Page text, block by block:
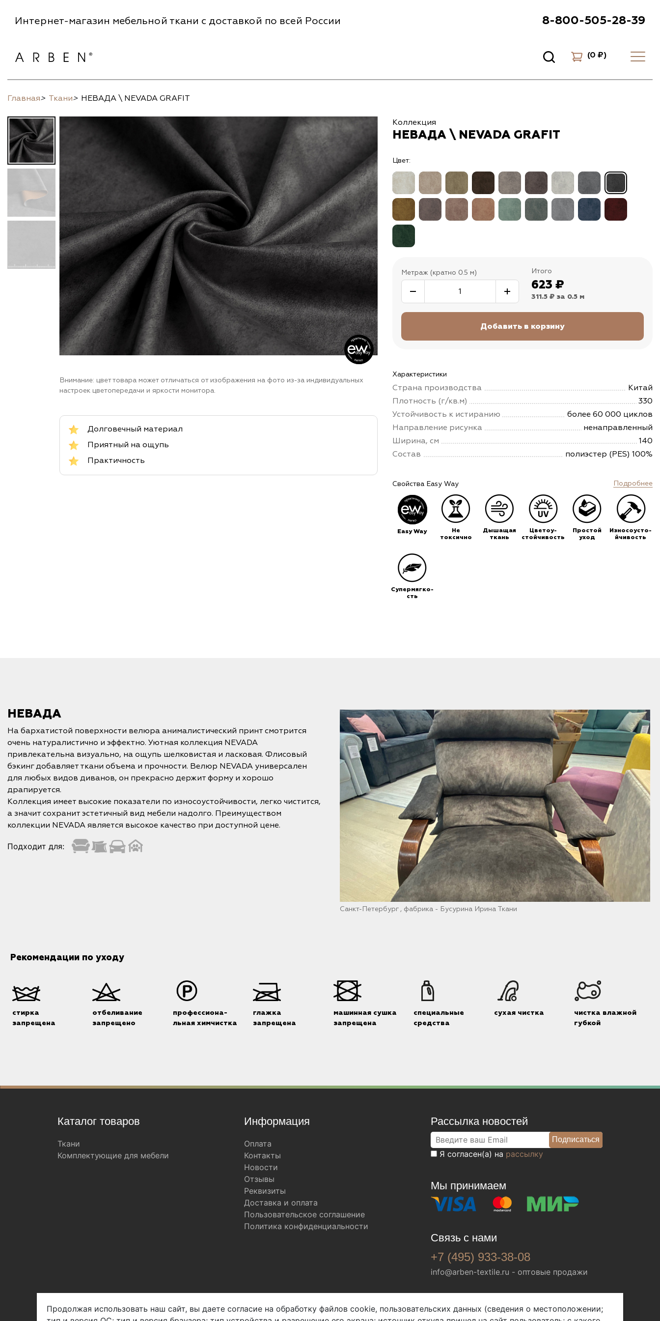
Интернет-магазин мебельной ткани с доставкой по всей России 8-800-505-28-39
(0 ₽)
Главная> Ткани> НЕВАДА \ NEVADA GRAFIT
Внимание: цвет товара может отличаться от изображения на фото из-за индивидуальных
настроек цветопередачи и яркости монитора.
Долговечный материал
Приятный на ощупь
Практичность
Коллекция
НЕВАДА \ NEVADA GRAFIT
Цвет:
Метраж (кратно 0.5 м) Итого
623 ₽
311.5 ₽ за 0.5 м
Характеристики
Страна производства
Китай
Плотность (г/кв.м)
330
Устойчивость к истиранию
более 60 000 циклов
Направление рисунка
ненаправленный
Ширина, см
140
Состав
полиэстер (PES) 100%
Свойства Easy Way Подробнее
Easy Way
Не
токсично
Дышащая
ткань
Цветоу-
стойчивость
Простой
уход
Износоусто-
йчивость
Супермягко-
сть
НЕВАДА
На бархатистой поверхности велюра анималистический принт смотрится
очень натуралистично и эффектно. Уютная коллекция NEVADA
привлекательна визуально, на ощупь шелковистая и ласковая. Флисовый
бэкинг добавляет ткани объема и прочности. Велюр NEVADA универсален
для любых видов диванов, он прекрасно держит форму и хорошо
драпируется.
Коллекция имеет высокие показатели по износоустойчивости, легко чистится,
а значит сохранит эстетичный вид мебели надолго. Преимуществом
коллекции NEVADA является высокое качество при доступной цене.
Подходит для:
Санкт-Петербург , фабрика - Бусурина Ирина Ткани
Рекомендации по уходу
стирка
запрещена
отбеливание
запрещено
профессиона-
льная химчистка
глажка
запрещена
машинная сушка
запрещена
специальные
средства
сухая чистка
чистка влажной
губкой
Каталог товаров
Ткани
Комплектующие для мебели
Информация
Оплата
Контакты
Новости
Отзывы
Реквизиты
Доставка и оплата
Пользовательское соглашение
Политика конфиденциальности
Рассылка новостей
Я согласен(а) на рассылку
Мы принимаем
Связь с нами
+7 (495) 933-38-08
info@arben-textile.ru - оптовые продажи
Мы в соц. сетях
Продолжая использовать наш сайт, вы даете согласие на обработку файлов cookie, пользовательских данных (сведения о местоположении;